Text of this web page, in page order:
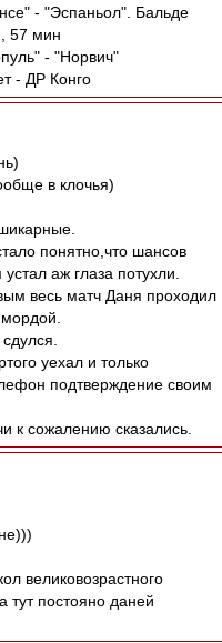
- "Эспаньол". Бальде
57 мин
- "Норвич"
- ДР Конго
в клочья)
понятно,что шансов
аж глаза потухли.
весь матч Даня проходил
уехал и только
подтверждение своим
к сожалению сказались.
великовозрастного
тут постояно даней